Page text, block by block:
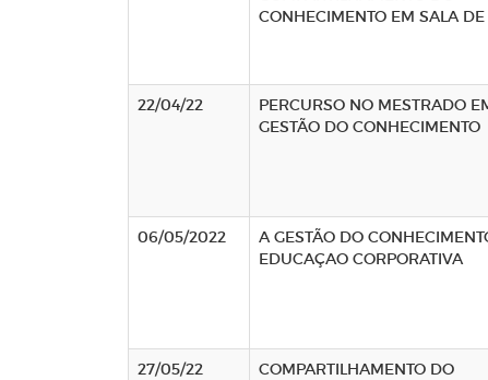
CONHECIMENTO EM SALA
22/04/22
PERCURSO NO MESTRADO
GESTÃO DO CONHECIMENTO
06/05/2022
A GESTÃO DO
EDUCAÇAO CORPORATIVA
27/05/22
COMPARTILHAMENTO DO